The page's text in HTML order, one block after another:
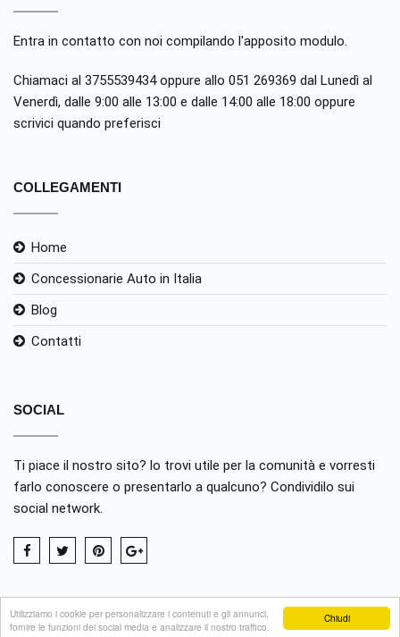
Chiudi
Utilizziamo i cookie per personalizzare i contenuti e gli annunci,
fornire le funzioni dei social media e analizzare il nostro traffico.
Entra in contatto con noi compilando l'apposito modulo.
Chiamaci al 3755539434 oppure allo 051 269369 dal Lunedì al
Venerdì, dalle 9:00 alle 13:00 e dalle 14:00 alle 18:00 oppure
scrivici quando preferisci
COLLEGAMENTI
Home
Concessionarie Auto in Italia
Blog
Contatti
SOCIAL
Ti piace il nostro sito? lo trovi utile per la comunità e vorresti
farlo conoscere o presentarlo a qualcuno? Condividilo sui
social network.